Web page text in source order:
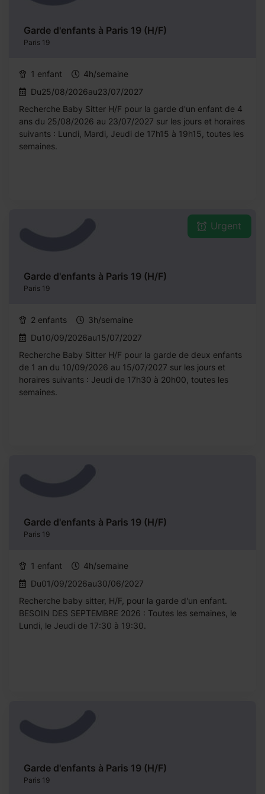
Garde d'enfants à Paris 19 (H/F)
Paris 19
1 enfant
4h/semaine
Du25/08/2026au23/07/2027
Recherche Baby Sitter H/F pour la garde d'un enfant de 4
ans du 25/08/2026 au 23/07/2027 sur les jours et horaires
suivants : Lundi, Mardi, Jeudi de 17h15 à 19h15, toutes les
semaines.
Garde d'enfants à Paris 19 (H/F)
Paris 19
Urgent
2 enfants
3h/semaine
Du10/09/2026au15/07/2027
Recherche Baby Sitter H/F pour la garde de deux enfants
de 1 an du 10/09/2026 au 15/07/2027 sur les jours et
horaires suivants : Jeudi de 17h30 à 20h00, toutes les
semaines.
Garde d'enfants à Paris 19 (H/F)
Paris 19
1 enfant
4h/semaine
Du01/09/2026au30/06/2027
Recherche baby sitter, H/F, pour la garde d'un enfant.
BESOIN DES SEPTEMBRE 2026 : Toutes les semaines, le
Lundi, le Jeudi de 17:30 à 19:30.
Garde d'enfants à Paris 19 (H/F)
Paris 19